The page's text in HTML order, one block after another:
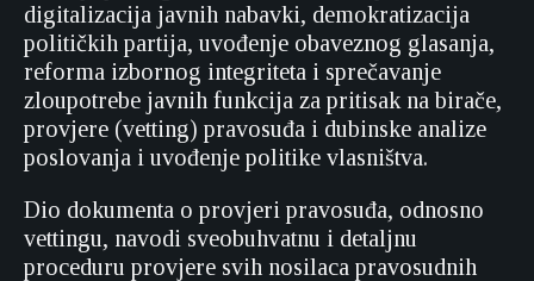
digitalizacija javnih nabavki, demokratizacija
političkih partija, uvođenje obaveznog glasanja,
reforma izbornog integriteta i sprečavanje
zloupotrebe javnih funkcija za pritisak na birače,
provjere (vetting) pravosuđa i dubinske analize
poslovanja i uvođenje politike vlasništva.
Dio dokumenta o provjeri pravosuđa, odnosno
vettingu, navodi sveobuhvatnu i detaljnu
proceduru provjere svih nosilaca pravosudnih